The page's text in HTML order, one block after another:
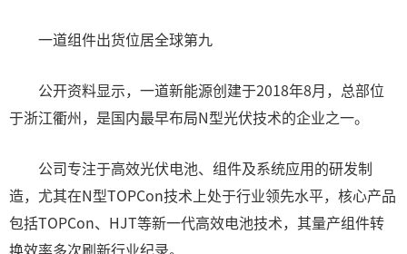
一道组件出货位居全球第九
公开资料显示，一道新能源创建于2018年8月，总部位
于浙江衢州，是国内最早布局N型光伏技术的企业之一。
公司专注于高效光伏电池、组件及系统应用的研发制
造，尤其在N型TOPCon技术上处于行业领先水平，核心产品
包括TOPCon、HJT等新一代高效电池技术，其量产组件转
换效率多次刷新行业纪录。